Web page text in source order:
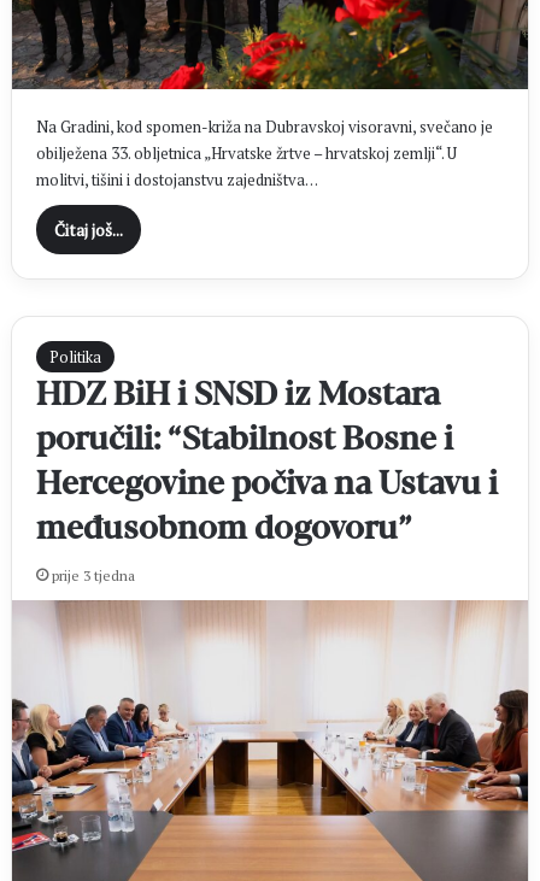
Na Gradini, kod spomen-križa na Dubravskoj visoravni, svečano je
obilježena 33. obljetnica „Hrvatske žrtve – hrvatskoj zemlji“. U
molitvi, tišini i dostojanstvu zajedništva…
Čitaj još...
Politika
HDZ BiH i SNSD iz Mostara
poručili: “Stabilnost Bosne i
Hercegovine počiva na Ustavu i
međusobnom dogovoru”
prije 3 tjedna